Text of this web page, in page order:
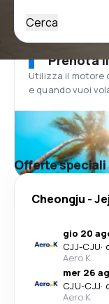
Cerca
Prenota
Utilizza il motore
e quando vuoi
Offerte speciali
Cheongju -
gio 20
CJJ-CJU·
Aero K
mer 26
CJU-CJJ·
Aero K